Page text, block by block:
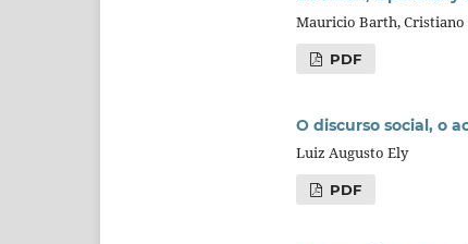
Mauricio Barth, Cristiano
PDF
O discurso social, o
Luiz Augusto Ely
PDF